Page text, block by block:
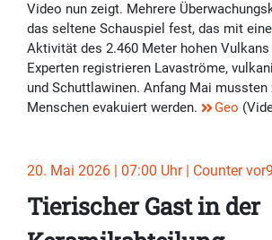
Video nun zeigt. Mehrere
das seltene Schauspiel fest, das mit
Aktivität des 2.460 Meter hohen
Experten registrieren Lavaströme,
und Schuttlawinen. Anfang Mai mussten
Menschen evakuiert werden.
Geo
20. Mai 2026 | 07:00 Uhr | Counter
Tierischer Gast in der